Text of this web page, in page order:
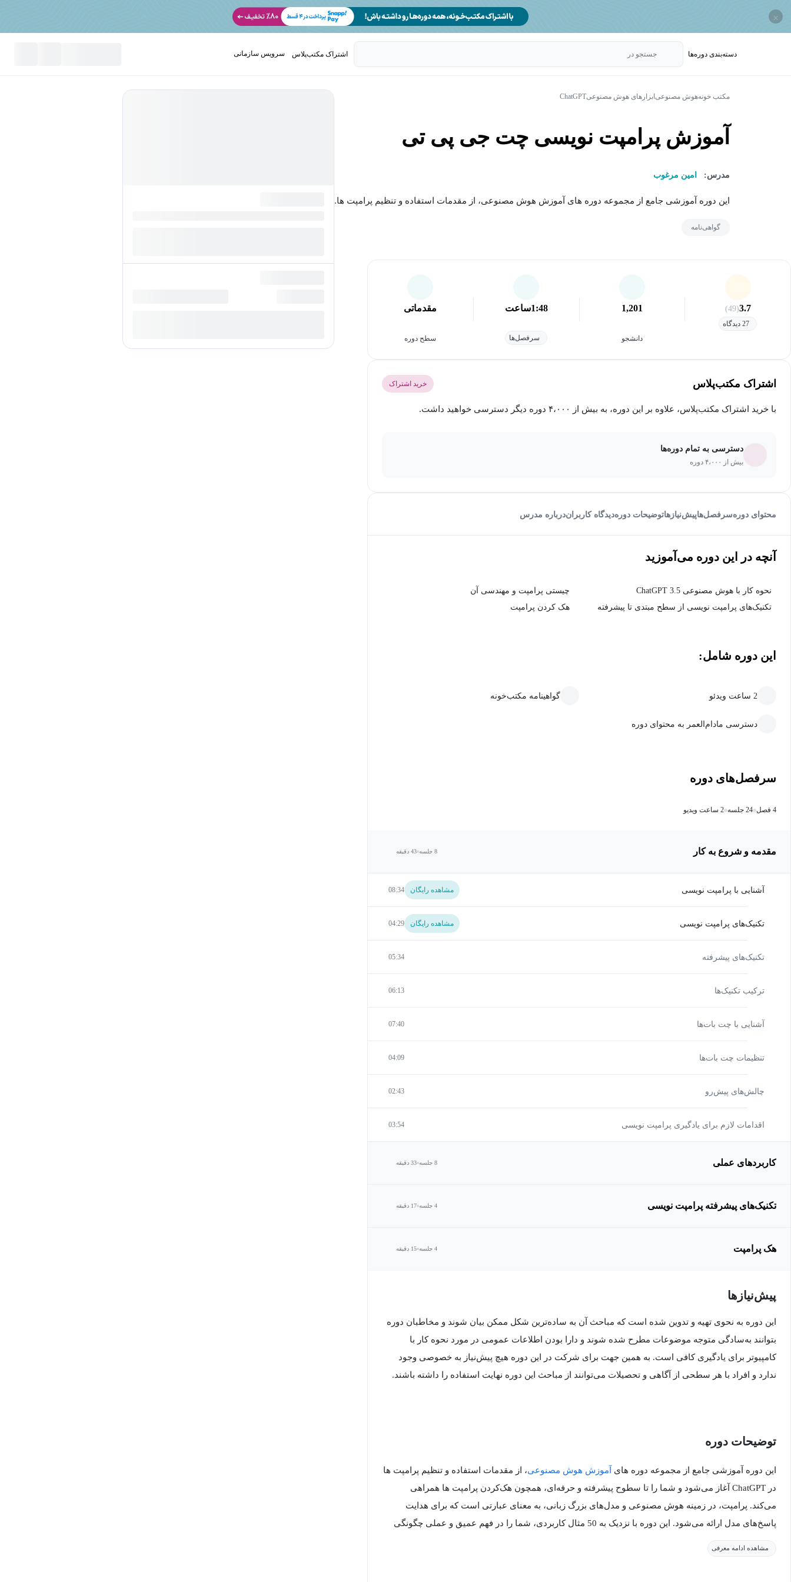
×
دسته‌بندی‌ دوره‌ها جستجو در اشتراک مکتب‌پلاس سرویس سازمانی
مکتب خونههوش مصنوعی ابزارهای هوش مصنوعیChatGPT
آموزش پرامپت نویسی چت جی پی تی
مدرس: امین مرغوب
این دوره آموزشی جامع از مجموعه دوره های آموزش هوش مصنوعی، از مقدمات استفاده و تنظیم پرامپت ها...
گواهی‌نامه
3.7
(49)
27 دیدگاه
1,201
دانشجو
1:48ساعت
سرفصل‌ها
مقدماتی
سطح دوره
اشتراک مکتب‌پلاس خرید اشتراک
با خرید اشتراک مکتب‌پلاس، علاوه بر این دوره، به بیش از ۴،۰۰۰ دوره دیگر دسترسی خواهید داشت.
دسترسی به تمام دوره‌ها
بیش از ۴،۰۰۰ دوره
محتوای دورهسرفصل‌هاپیش‌نیاز‌هاتوضیحات دورهدیدگاه کاربراندرباره مدرس
آنچه در این دوره می‌آموزید
نحوه کار با هوش مصنوعی ChatGPT 3.5
چیستی پرامپت و مهندسی آن
تکنیک‌های پرامپت نویسی از سطح مبتدی تا پیشرفته
هک کردن پرامپت
این دوره شامل:
2 ساعت ویدئو گواهینامه مکتب‌خونه
دسترسی مادام‌العمر به محتوای دوره
سرفصل‌های دوره
4 فصل 24 جلسه 2 ساعت ویدیو
مقدمه و شروع به کار 8 جلسه 43 دقیقه
آشنایی با پرامپت نویسی مشاهده رایگان 08:34
تکنیک‌های پرامپت نویسی مشاهده رایگان 04:29
تکنیک‌های پیشرفته 05:34
ترکیب تکنیک‌ها 06:13
آشنایی با چت بات‌ها 07:40
تنظیمات چت بات‌‎ها 04:09
چالش‌های پیش‌رو 02:43
اقدامات لازم برای یادگیری پرامپت نویسی 03:54
کاربردهای عملی 8 جلسه 33 دقیقه
تکنیک‌های پیشرفته پرامپت نویسی 4 جلسه 17 دقیقه
هک پرامپت 4 جلسه 15 دقیقه
پیش‌نیاز‌ها
این دوره به نحوی تهیه و تدوین شده است که مباحث آن به ساده‌ترین شکل ممکن بیان شوند و مخاطبان دوره
بتوانند به‌سادگی متوجه موضوعات مطرح شده شوند و دارا بودن اطلاعات عمومی در مورد نحوه کار با
کامپیوتر برای یادگیری کافی است. به همین جهت برای شرکت در این دوره هیچ پیش‌نیاز به خصوصی وجود
ندارد و افراد با هر سطحی از آگاهی و تحصیلات می‌توانند از مباحث این دوره نهایت استفاده را داشته باشند.
توضیحات دوره
این دوره آموزشی جامع از مجموعه دوره های آموزش هوش مصنوعی، از مقدمات استفاده و تنظیم پرامپت ها
در ChatGPT آغاز می‌شود و شما را تا سطوح پیشرفته و حرفه‌ای، همچون هک‌کردن پرامپت ها همراهی
می‌کند. پرامپت، در زمینه هوش مصنوعی و مدل‌های بزرگ زبانی، به معنای عبارتی است که برای هدایت
پاسخ‌های مدل ارائه می‌شود. این دوره با نزدیک به 50 مثال کاربردی، شما را در فهم عمیق و عملی چگونگی
مشاهده ادامه معرفی